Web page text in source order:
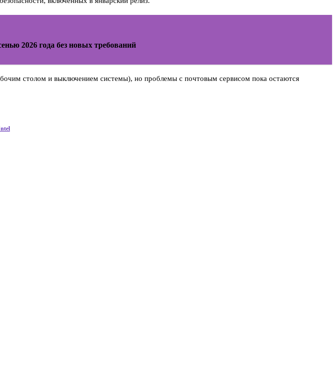
2026 года без новых требований
столом и выключением системы), но проблемы с почтовым сервисом пока остаются